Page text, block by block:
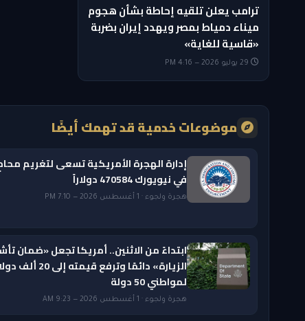
ترامب يعلن تلقيه إحاطة بشأن هجوم
ميناء دمياط بمصر ويهدد إيران بضربة
«قاسية للغاية»
موضوعات خدمية قد تهمك أيضًا
إدارة الهجرة الأمريكية تسعى لتغريم
في نيويورك 470584 دولاراً
هجرة ولجوء · 1 أغسطس 2026 — 7:10 PM
ابتداءً من الاثنين.. أمريكا تجعل «ضمان
الزيارة» دائمًا وترفع قيمته إلى 20
لمواطني 50 دولة
هجرة ولجوء · 1 أغسطس 2026 — 9:23 AM